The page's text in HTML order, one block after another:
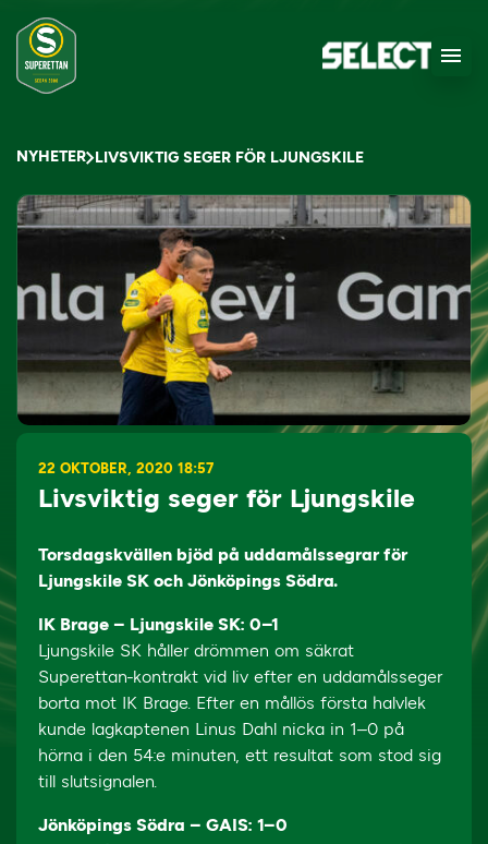
NYHETER LIVSVIKTIG SEGER FÖR LJUNGSKILE
22 OKTOBER, 2020 18:57
Livsviktig seger för Ljungskile
Torsdagskvällen bjöd på uddamålssegrar för
Ljungskile SK och Jönköpings Södra.
IK Brage – Ljungskile SK: 0–1
Ljungskile SK håller drömmen om säkrat
Superettan-kontrakt vid liv efter en uddamålsseger
borta mot IK Brage. Efter en mållös första halvlek
kunde lagkaptenen Linus Dahl nicka in 1–0 på
hörna i den 54:e minuten, ett resultat som stod sig
till slutsignalen.
Jönköpings Södra – GAIS: 1–0